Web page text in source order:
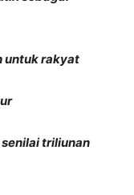
untuk rakyat
triliunan